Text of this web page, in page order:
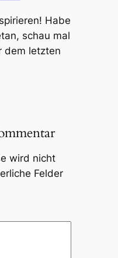
Habe
schau mal
dem letzten
wird nicht
Felder